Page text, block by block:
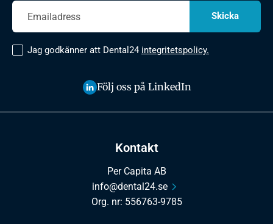
Kontakt
Per Capita AB
info@dental24.se
Org. nr: 556763-9785
Jag godkänner att Dental24 integritetspolicy.
Följ oss på LinkedIn